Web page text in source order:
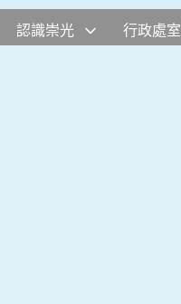
認識崇光 行政處室